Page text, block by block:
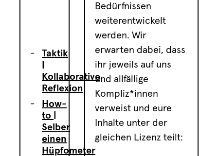
Taktik
Kollaborative
Reflexion
How-
to |
Selber
einen
Hüpfometer
Bedürfnissen
weiterentwickelt
werden. Wir
erwarten dabei, dass
ihr jeweils auf uns
und allfällige
Kompliz*innen
verweist und eure
Inhalte unter der
gleichen Lizenz teilt: